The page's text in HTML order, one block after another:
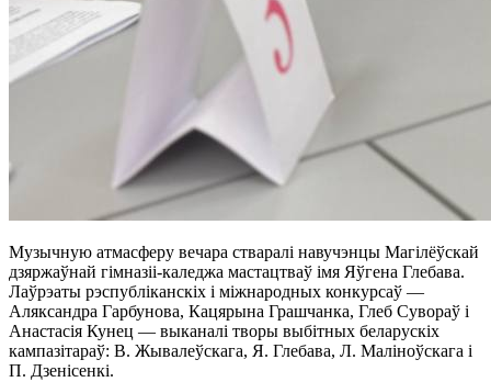
Музычную атмасферу вечара стваралі навучэнцы Магілёўскай
дзяржаўнай гімназіі-каледжа мастацтваў імя Яўгена Глебава.
Лаўрэаты рэспубліканскіх і міжнародных конкурсаў —
Аляксандра Гарбунова, Кацярына Грашчанка, Глеб Сувораў і
Анастасія Кунец — выканалі творы выбітных беларускіх
кампазітараў: В. Жывалеўскага, Я. Глебава, Л. Маліноўскага і
П. Дзенісенкі.